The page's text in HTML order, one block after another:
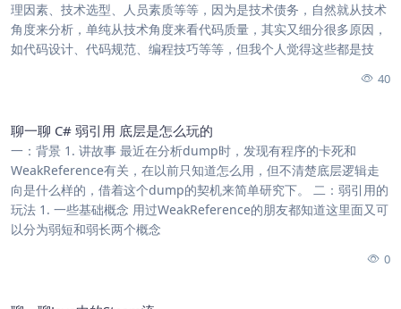
理因素、技术选型、人员素质等等，因为是技术债务，自然就从技术
角度来分析，单纯从技术角度来看代码质量，其实又细分很多原因，
如代码设计、代码规范、编程技巧等等，但我个人觉得这些都是技
40
聊一聊 C# 弱引用 底层是怎么玩的
一：背景 1. 讲故事 最近在分析dump时，发现有程序的卡死和
WeakReference有关，在以前只知道怎么用，但不清楚底层逻辑走
向是什么样的，借着这个dump的契机来简单研究下。 二：弱引用的
玩法 1. 一些基础概念 用过WeakReference的朋友都知道这里面又可
以分为弱短和弱长两个概念
0